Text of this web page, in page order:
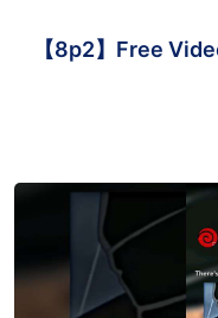
【8p2】Free